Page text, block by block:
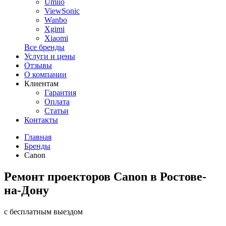
Umiio
ViewSonic
Wanbo
Xgimi
Xiaomi
Все бренды
Услуги и цены
Отзывы
О компании
Клиентам
Гарантия
Оплата
Статьи
Контакты
Главная
Бренды
Canon
Ремонт проекторов Canon в Ростове-
на-Дону
с бесплатным выездом